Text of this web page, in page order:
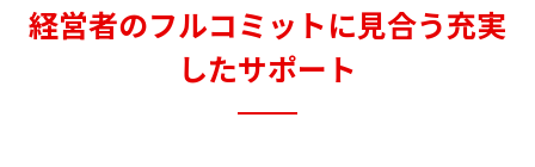
経営者のフルコミットに見合う充実
したサポート